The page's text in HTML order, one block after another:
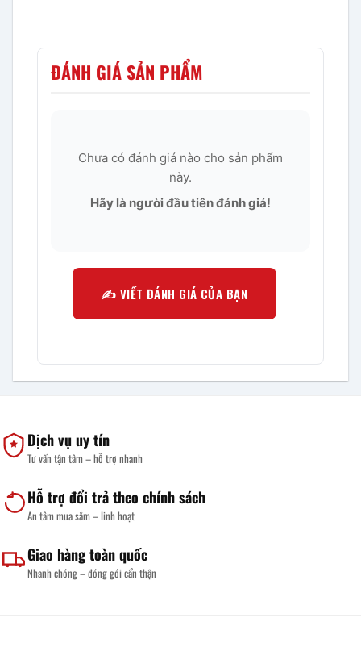
ĐÁNH GIÁ SẢN PHẨM
Chưa có đánh giá nào cho sản phẩm
này.
Hãy là người đầu tiên đánh giá!
✍️ VIẾT ĐÁNH GIÁ CỦA BẠN
Dịch vụ uy tín
Tư vấn tận tâm – hỗ trợ nhanh
Hỗ trợ đổi trả theo chính sách
An tâm mua sắm – linh hoạt
Giao hàng toàn quốc
Nhanh chóng – đóng gói cẩn thận